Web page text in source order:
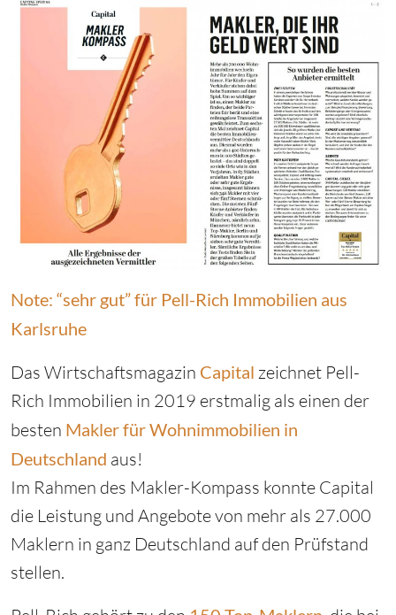
Note: “sehr gut” für Pell-Rich Immobilien aus
Karlsruhe
Das Wirtschaftsmagazin Capital zeichnet Pell-
Rich Immobilien in 2019 erstmalig als einen der
besten Makler für Wohnimmobilien in
Deutschland aus!
Im Rahmen des Makler-Kompass konnte Capital
die Leistung und Angebote von mehr als 27.000
Maklern in ganz Deutschland auf den Prüfstand
stellen.